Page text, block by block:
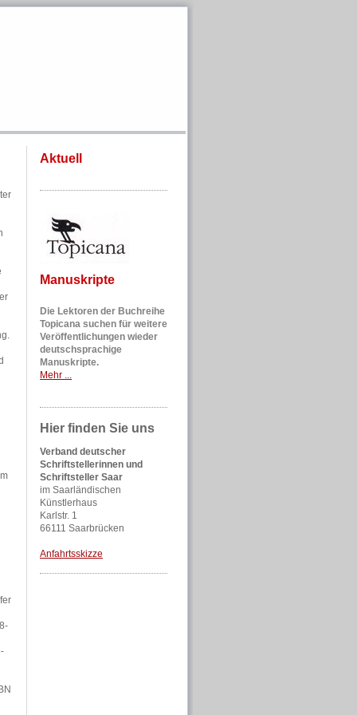
Aktuell
Manuskripte
Die Lektoren der Buchreihe
Topicana suchen für weitere
Veröffentlichungen wieder
deutschsprachige
Manuskripte.
Mehr ...
Hier finden Sie uns
Verband deutscher
Schriftstellerinnen und
Schriftsteller Saar
im Saarländischen
Künstlerhaus
Karlstr. 1
66111 Saarbrücken
Anfahrtsskizze